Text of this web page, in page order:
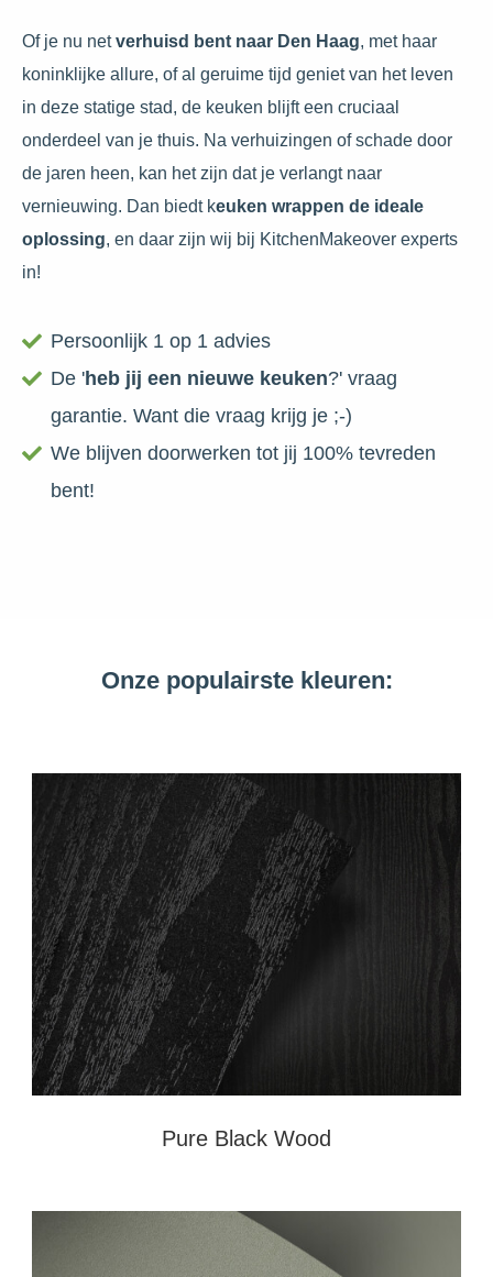
Of je nu netverhuisd bent naar Den Haag, met haar
koninklijke allure, of al geruime tijd geniet van het leven
in deze statige stad, de keuken blijft een cruciaal
onderdeel van je thuis. Na verhuizingen of schade door
de jaren heen, kan het zijn dat je verlangt naar
vernieuwing. Dan biedt keuken wrappen de ideale
oplossing, en daar zijn wij bij KitchenMakeover experts
in!
Persoonlijk 1 op 1 advies
De 'heb jij een nieuwe keuken?' vraag
garantie. Want die vraag krijg je ;-)
We blijven doorwerken tot jij 100% tevreden
bent!
Onze populairste kleuren:
Pure Black Wood